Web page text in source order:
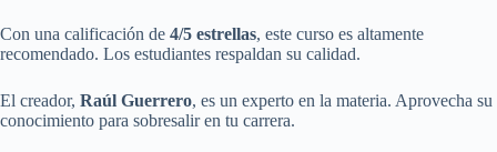
Con una calificación de 4/5 estrellas, este curso es altamente
recomendado. Los estudiantes respaldan su calidad.
El creador, Raúl Guerrero, es un experto en la materia. Aprovecha su
conocimiento para sobresalir en tu carrera.